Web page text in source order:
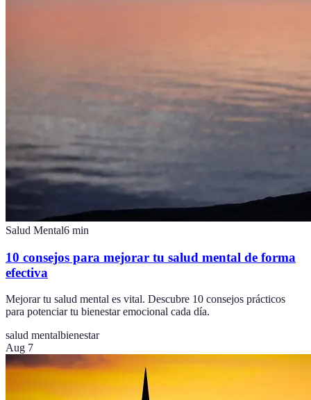
Salud Mental6 min
10 consejos para mejorar tu salud mental de forma
efectiva
Mejorar tu salud mental es vital. Descubre 10 consejos prácticos
para potenciar tu bienestar emocional cada día.
salud mentalbienestar
Aug 7